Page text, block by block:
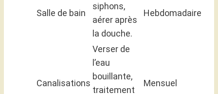
Salle de bain
siphons,
aérer après
la douche.
Hebdomadaire
Canalisations
Verser de
l’eau
bouillante,
traitement
Mensuel